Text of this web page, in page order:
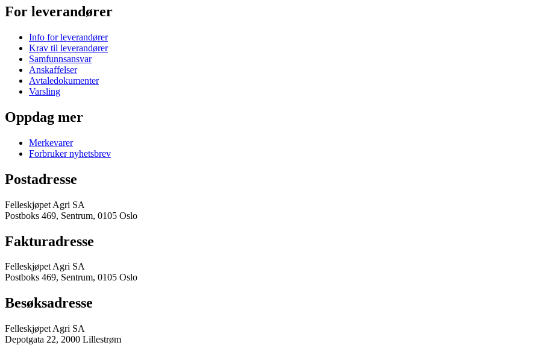
For leverandører
Info for leverandører
Krav til leverandører
Samfunnsansvar
Anskaffelser
Avtaledokumenter
Varsling
Oppdag mer
Merkevarer
Forbruker nyhetsbrev
Postadresse
Felleskjøpet Agri SA
Postboks 469, Sentrum, 0105 Oslo
Fakturadresse
Felleskjøpet Agri SA
Postboks 469, Sentrum, 0105 Oslo
Besøksadresse
Felleskjøpet Agri SA
Depotgata 22, 2000 Lillestrøm